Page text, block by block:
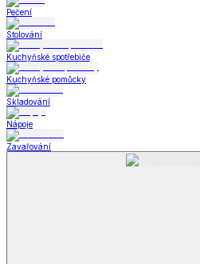
Pečení
Stolování
Kuchyňské spotřebiče
Kuchyňské pomůcky
Skladování
Nápoje
Zavařování